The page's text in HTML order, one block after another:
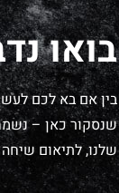
בואו
בין אם בא לכם
שנסקור כאן – נשמח
שלנו, לתיאום